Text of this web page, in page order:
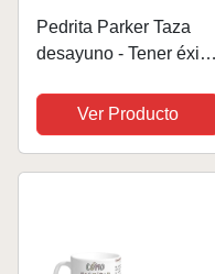
Pedrita Parker Taza
desayuno - Tener éxito
cerámicaVer Producto